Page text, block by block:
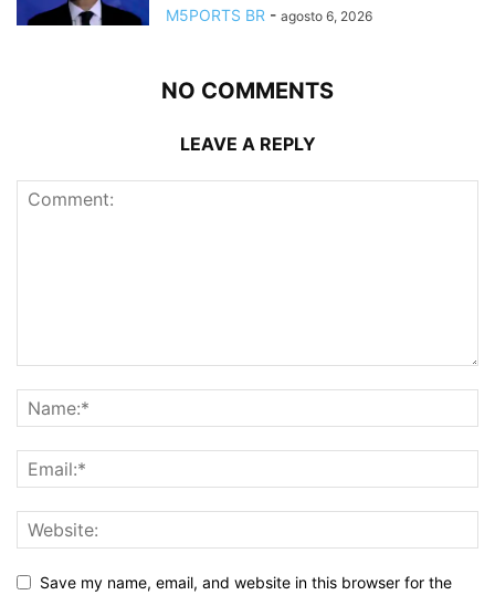
M5PORTS BR - agosto 6, 2026
NO COMMENTS
LEAVE A REPLY
Save my name, email, and website in this browser for the